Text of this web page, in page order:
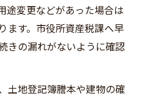
途変更などがあった場合は
ます。市役所資産税課へ早
きの漏れがないように確認
土地登記簿謄本や建物の確